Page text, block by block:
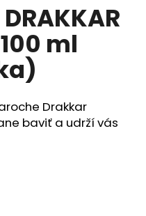
ml
Drakkar
baviť a udrží vás